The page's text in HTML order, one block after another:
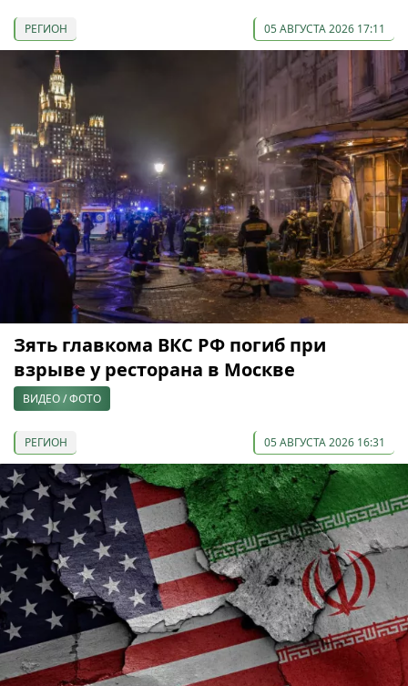
РЕГИОН 05 АВГУСТА 2026 17:11
Зять главкома ВКС РФ погиб при
взрыве у ресторана в Москве
ВИДЕО / ФОТО
РЕГИОН 05 АВГУСТА 2026 16:31